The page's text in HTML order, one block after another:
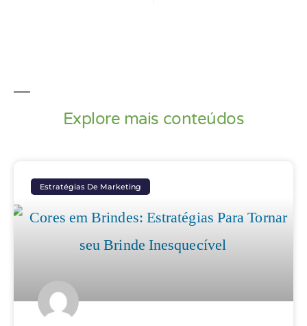
Explore mais conteúdos
Estratégias De Marketing